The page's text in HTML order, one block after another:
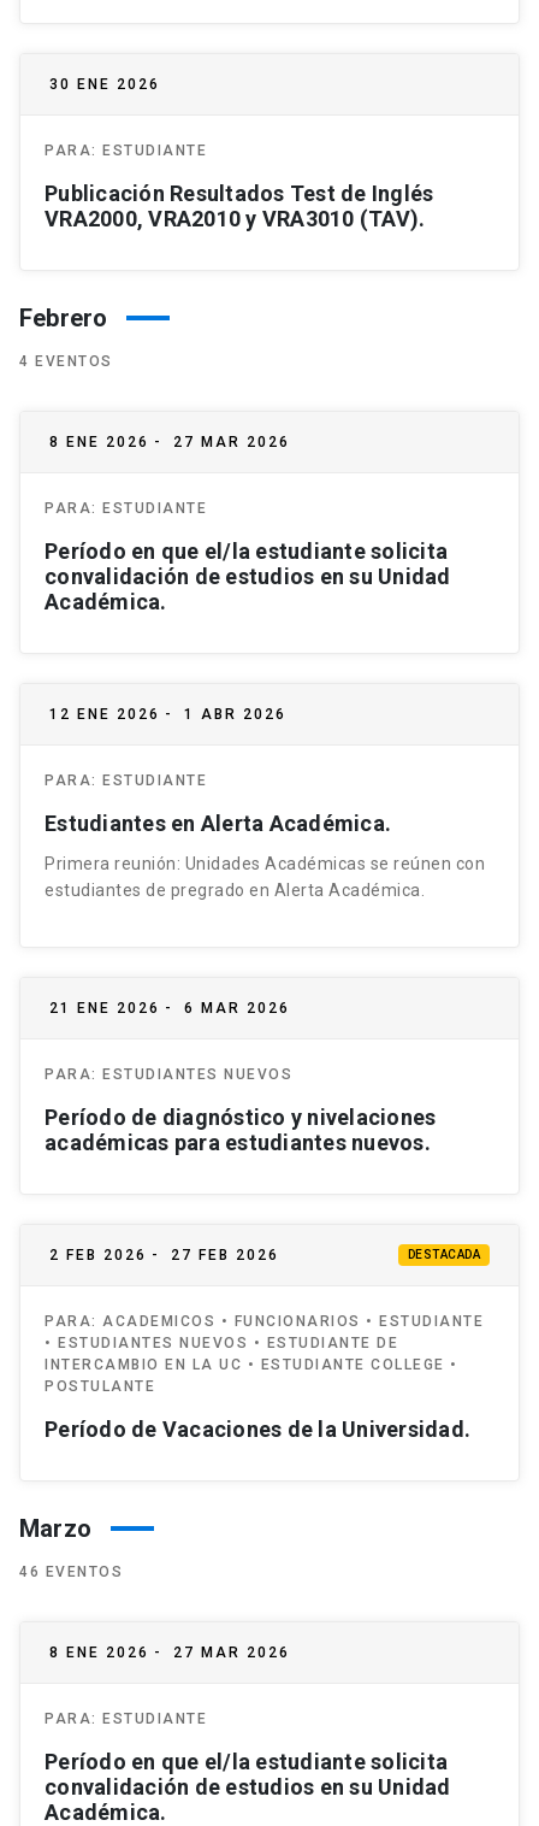
30 ENE 2026
PARA: ESTUDIANTE
Publicación Resultados Test de Inglés
VRA2000, VRA2010 y VRA3010 (TAV).
Febrero
4 EVENTOS
8 ENE 2026 - 27 MAR 2026
PARA: ESTUDIANTE
Período en que el/la estudiante solicita
convalidación de estudios en su Unidad
Académica.
12 ENE 2026 - 1 ABR 2026
PARA: ESTUDIANTE
Estudiantes en Alerta Académica.
Primera reunión: Unidades Académicas se reúnen con
estudiantes de pregrado en Alerta Académica.
21 ENE 2026 - 6 MAR 2026
PARA: ESTUDIANTES NUEVOS
Período de diagnóstico y nivelaciones
académicas para estudiantes nuevos.
2 FEB 2026 - 27 FEB 2026 DESTACADA
PARA: ACADEMICOS • FUNCIONARIOS • ESTUDIANTE
• ESTUDIANTES NUEVOS • ESTUDIANTE DE
INTERCAMBIO EN LA UC • ESTUDIANTE COLLEGE •
POSTULANTE
Período de Vacaciones de la Universidad.
Marzo
46 EVENTOS
8 ENE 2026 - 27 MAR 2026
PARA: ESTUDIANTE
Período en que el/la estudiante solicita
convalidación de estudios en su Unidad
Académica.